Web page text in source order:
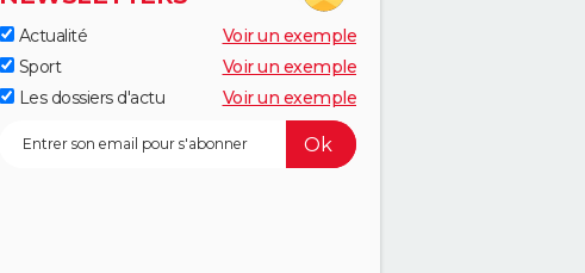
Actualité
Voir un exemple
Sport
Voir un exemple
Les dossiers d'actu
Voir un exemple